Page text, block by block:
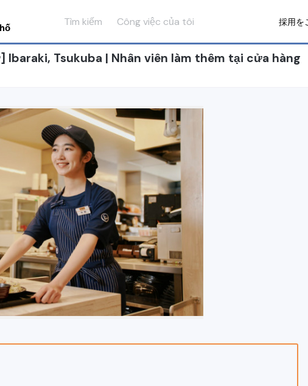
Tìm kiếm Công việc của tôi 採用を
Ibaraki, Tsukuba | Nhân viên làm thêm tại cửa hàng